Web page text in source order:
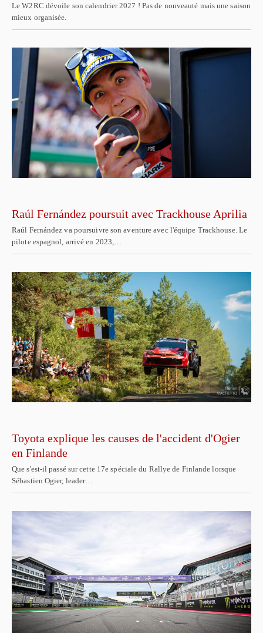
Le W2RC dévoile son calendrier 2027 ! Pas de nouveauté mais une saison
mieux organisée.
Raúl Fernández poursuit avec Trackhouse Aprilia
Raúl Fernández va poursuivre son aventure avec l'équipe Trackhouse. Le
pilote espagnol, arrivé en 2023,…
Toyota explique les causes de l'accident d'Ogier
en Finlande
Que s'est-il passé sur cette 17e spéciale du Rallye de Finlande lorsque
Sébastien Ogier, leader…